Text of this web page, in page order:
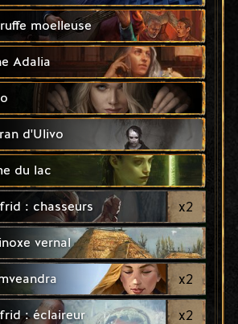
moelleuse
Adalia
d'Ulivo
du lac
: chasseurs x2
vernal
x2
: éclaireur x2